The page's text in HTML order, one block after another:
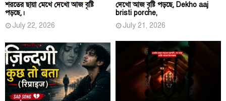
শরতের ছায়া মেখে দেখো আজ বৃষ্টি
পড়ছে,।
July 22, 2026
দেখো আজ বৃষ্টি পড়ছে, Dekho aaj
bristi porche,
July 21, 2026